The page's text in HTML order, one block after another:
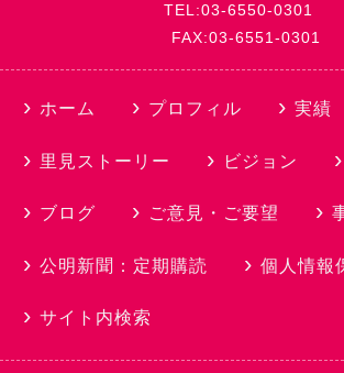
TEL:03-6550-0301
FAX:03-6551-0301
ホーム プロフィル 実績
里見ストーリー ビジョン
ブログ ご意見・ご要望
公明新聞：定期購読 個人情報
サイト内検索